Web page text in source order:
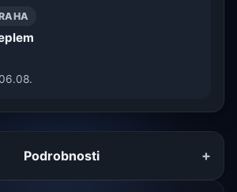
Podrobnosti +